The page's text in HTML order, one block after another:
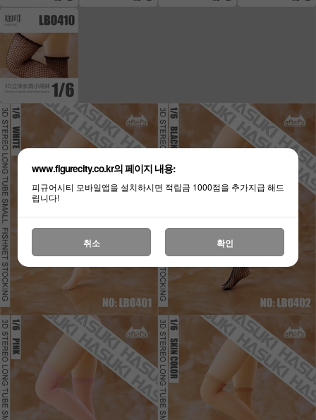
www.figurecity.co.kr의 페이지 내용:
피규어시티 모바일앱을 설치하시면 적립금 1000점을 추가지급 해드
립니다!
취소 확인